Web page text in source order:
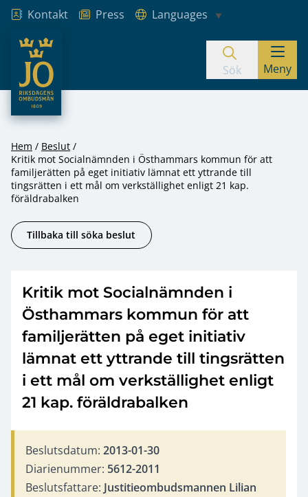
Hoppa till innehåll
Kontakt Press
Languages
JO – Riksdagens Ombudsmän
Sök Meny
Hem
Beslut
Kritik mot Socialnämnden i Östhammars kommun för att
familjerätten på eget initiativ lämnat ett yttrande till
tingsrätten i ett mål om verkställighet enligt 21 kap.
föräldrabalken
Tillbaka till söka beslut
Kritik mot Socialnämnden i
Östhammars kommun för att
familjerätten på eget initiativ
lämnat ett yttrande till tingsrätten
i ett mål om verkställighet enligt
21 kap. föräldrabalken
Beslutsdatum: 2013-01-30
Diarienummer: 5612-2011
Beslutsfattare: Justitieombudsmannen Lilian